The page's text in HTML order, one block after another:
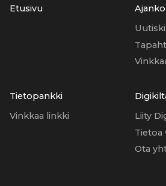
Etusivu
Tietopankki
Vinkkaa linkki
Liity
Tietoa
Ota